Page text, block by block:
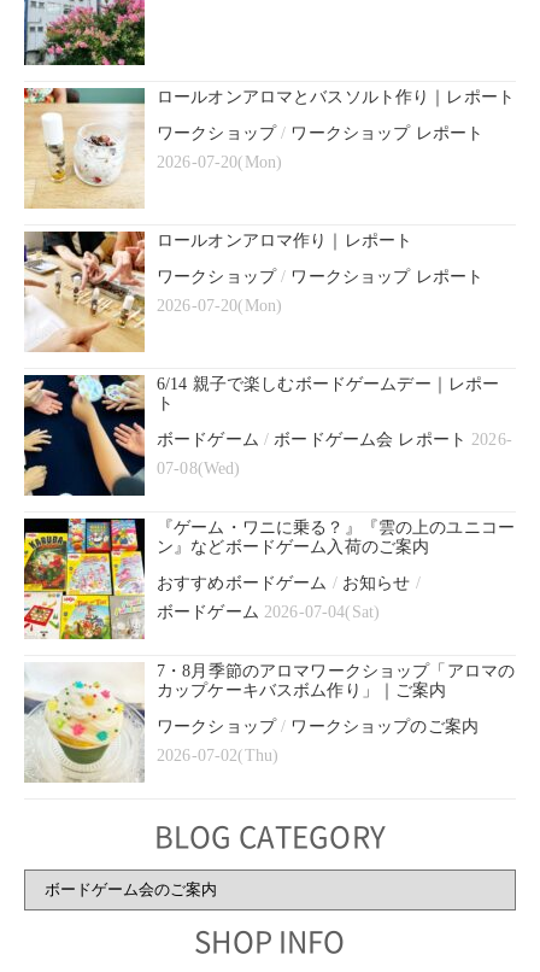
ロールオンアロマとバスソルト作り｜レポート
ワークショップ/ ワークショップ レポート
2026-07-20(Mon)
ロールオンアロマ作り｜レポート
ワークショップ/ ワークショップ レポート
2026-07-20(Mon)
6/14 親子で楽しむボードゲームデー｜レポー
ト
ボードゲーム /ボードゲーム会 レポート 2026-
07-08(Wed)
『ゲーム・ワニに乗る？』『雲の上のユニコー
ン』などボードゲーム入荷のご案内
おすすめボードゲーム / お知らせ /
ボードゲーム 2026-07-04(Sat)
7・8月季節のアロマワークショップ「アロマの
カップケーキバスボム作り」｜ご案内
ワークショップ/ ワークショップのご案内
2026-07-02(Thu)
BLOG CATEGORY
BLOG
CATEGORY
SHOP INFO